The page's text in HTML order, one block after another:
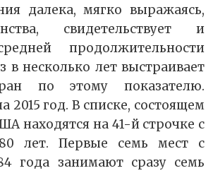
далека, мягко выражаясь,
свидетельствует и
продолжительности
в несколько лет выстраивает
по этому показателю.
2015 год. В списке, состоящем
находятся на 41-й строчке с
80 лет. Первые семь мест с
года занимают сразу семь